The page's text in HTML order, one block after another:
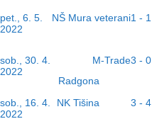
pet., 6. 5.
2022
NŠ Mura veterani1 - 1
sob., 30. 4.
2022
M-Trade
Radgona
3 - 0
sob., 16. 4.
2022
NK Tišina 3 - 4